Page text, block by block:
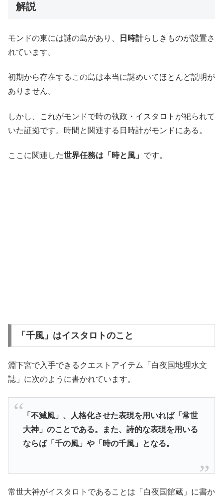
解説
モンドの東には謎の島があり、 日時計らしきものが設置さ
れています。
初期から存在するこの島は本当に謎めいてほとんど説明が
ありません。
しかし、これがモンドで時の執政・イスタロトが祀られて
いた証拠です。時間と関連する日時計がモンドにある。
ここに関連した世界任務は「時と風」 です。
「千風」はイスタロトのこと
淵下宮で入手できるクエストアイテム「白夜国地理水文
誌」に次のように書かれています。
「不滅風」、人格化させた表現を用いれば「常世
大神」のことである。また、詩的な表現を用いる
ならば「千の風」や「時の千風」となる。
常世大神がイスタロトであることは「白夜国館蔵」に書か